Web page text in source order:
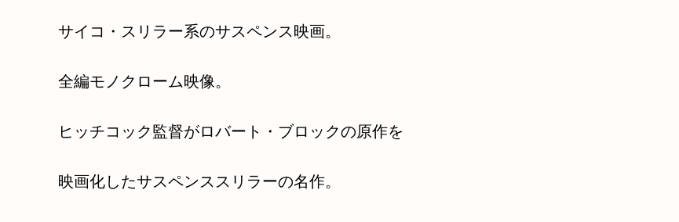
サイコ・スリラー系のサスペンス映画。
全編モノクローム映像。
ヒッチコック監督がロバート・ブロックの原作を
映画化したサスペンススリラーの名作。